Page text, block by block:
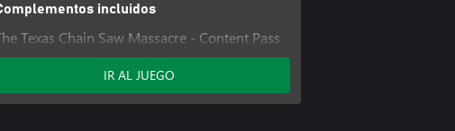
incluidos
Texas Chain Saw Massacre - Content Pass
IR AL JUEGO